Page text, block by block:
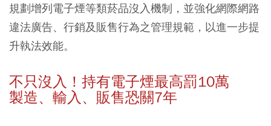
規劃增列電子煙等類菸品沒入機制，並強化網際網路
違法廣告、行銷及販售行為之管理規範，以進一步提
升執法效能。
不只沒入！持有電子煙最高罰10萬
製造、輸入、販售恐關7年